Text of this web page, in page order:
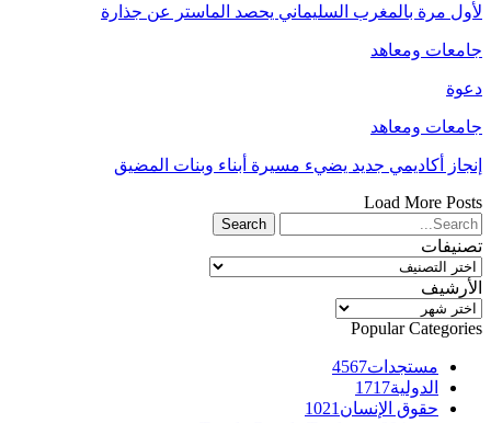
لأول مرة بالمغرب السليماني يحصد الماستر عن جذارة
جامعات ومعاهد
دعوة
جامعات ومعاهد
إنجاز أكاديمي جديد يضيء مسيرة أبناء وبنات المضيق
Load More Posts
تصنيفات
تصنيفات
الأرشيف
الأرشيف
Popular Categories
مستجدات4567
الدولية1717
حقوق الإنسان 1021